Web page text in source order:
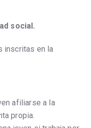
social.
inscritas en la
afiliarse a la
propia.